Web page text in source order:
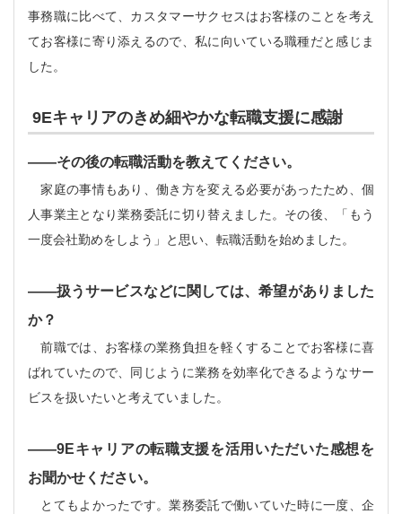
事務職に比べて、カスタマーサクセスはお客様のことを考え
てお客様に寄り添えるので、私に向いている職種だと感じま
した。
9Eキャリアのきめ細やかな転職支援に感謝
――その後の転職活動を教えてください。
家庭の事情もあり、働き方を変える必要があったため、個
人事業主となり業務委託に切り替えました。その後、「もう
一度会社勤めをしよう」と思い、転職活動を始めました。
――扱うサービスなどに関しては、希望がありました
か？
前職では、お客様の業務負担を軽くすることでお客様に喜
ばれていたので、同じように業務を効率化できるようなサー
ビスを扱いたいと考えていました。
――9Eキャリアの転職支援を活用いただいた感想を
お聞かせください。
とてもよかったです。業務委託で働いていた時に一度、企